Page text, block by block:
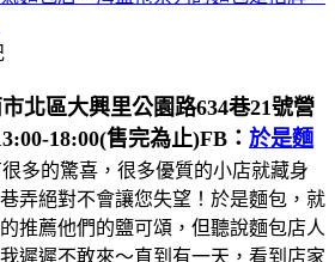
北區大興里公園路634巷21號營
18:00(售完為止)FB： 於是麵
多的驚喜，很多優質的小店就藏身
弄絕對不會讓您失望！於是麵包，就
推薦他們的鹽可頌，但聽說麵包店人
遲遲不敢來～直到有一天，看到店家